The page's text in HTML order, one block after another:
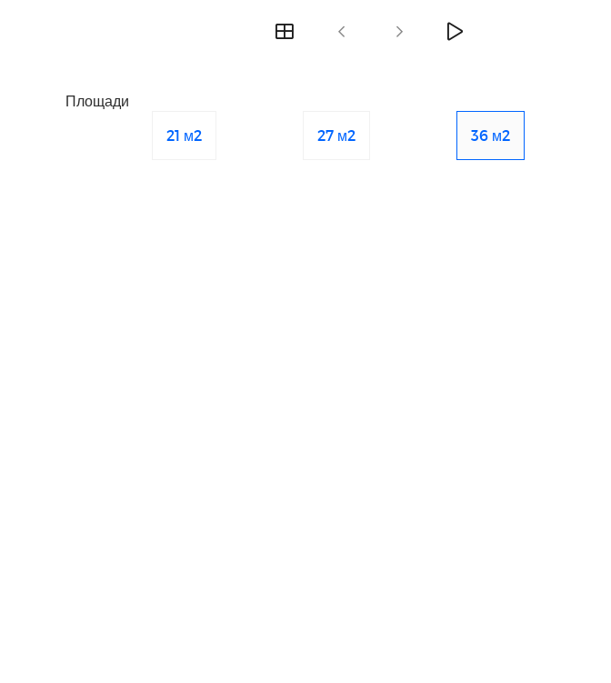
Площади
21 м2
27 м2 36 м2